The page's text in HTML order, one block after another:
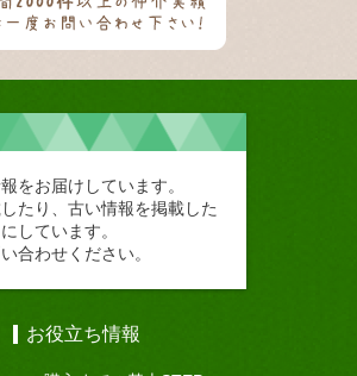
をお届けしています。
たり、古い情報を掲載した
しています。
合わせください。
お役立ち情報